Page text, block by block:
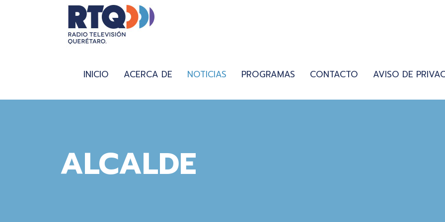
INICIO ACERCA DE NOTICIAS PROGRAMAS CONTACTO AVISO DE
ALCALDE